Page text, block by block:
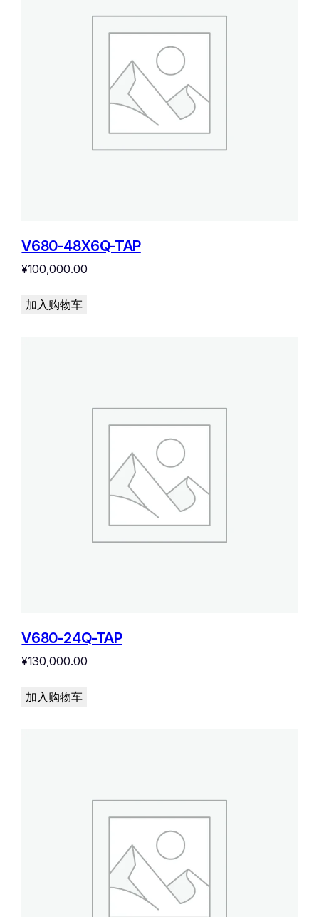
V680-48X6Q-TAP
¥100,000.00
加入购物车
V680-24Q-TAP
¥130,000.00
加入购物车